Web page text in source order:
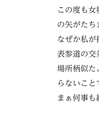
この度も女
の矢がたち
なぜか私が
表参道の交
場所柄似た
らないこと
まぁ何事も